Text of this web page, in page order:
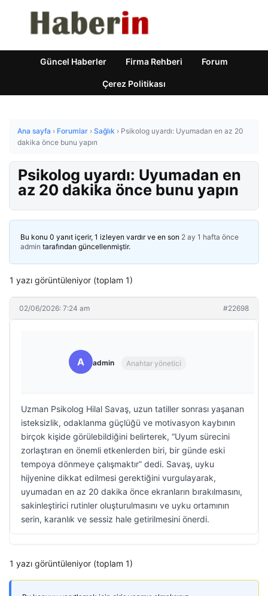
Güncel Haberler Firma Rehberi Forum
Çerez Politikası
Ana sayfa › Forumlar › Sağlık › Psikolog uyardı: Uyumadan en az 20
dakika önce bunu yapın
Psikolog uyardı: Uyumadan en
az 20 dakika önce bunu yapın
Bu konu 0 yanıt içerir, 1 izleyen vardır ve en son 2 ay 1 hafta önce
admin tarafından güncellenmiştir.
1 yazı görüntüleniyor (toplam 1)
02/06/2026: 7:24 am #22698
A admin Anahtar yönetici
Uzman Psikolog Hilal Savaş, uzun tatiller sonrası yaşanan
isteksizlik, odaklanma güçlüğü ve motivasyon kaybının
birçok kişide görülebildiğini belirterek, “Uyum sürecini
zorlaştıran en önemli etkenlerden biri, bir günde eski
tempoya dönmeye çalışmaktır” dedi. Savaş, uyku
hijyenine dikkat edilmesi gerektiğini vurgulayarak,
uyumadan en az 20 dakika önce ekranların bırakılmasını,
sakinleştirici rutinler oluşturulmasını ve uyku ortamının
serin, karanlık ve sessiz hale getirilmesini önerdi.
1 yazı görüntüleniyor (toplam 1)